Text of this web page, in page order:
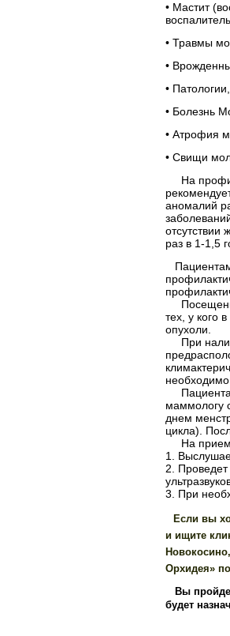
• Мастит
• Травмы
•
•
• Болезнь
• Атрофия
• Свищи
На
аномалий
отсутствии
раз в 1-1,5
Пациентам
тех, у кого
опухоли.
При
маммологу
днем
цикла).
На
1.
2.
3. При
Если вы
и ищите
Орхидея»
Вы
будет